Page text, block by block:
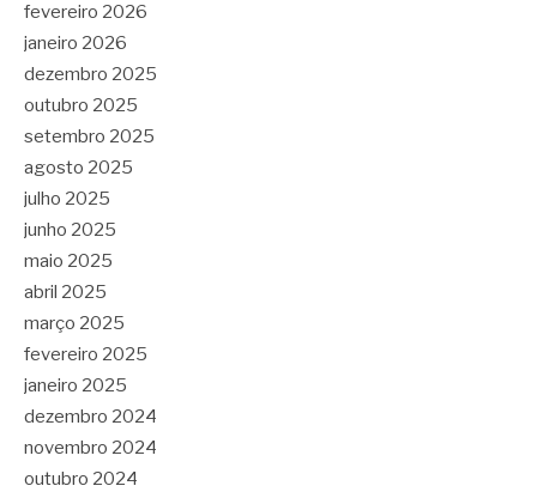
fevereiro 2026
janeiro 2026
dezembro 2025
outubro 2025
setembro 2025
agosto 2025
julho 2025
junho 2025
maio 2025
abril 2025
março 2025
fevereiro 2025
janeiro 2025
dezembro 2024
novembro 2024
outubro 2024